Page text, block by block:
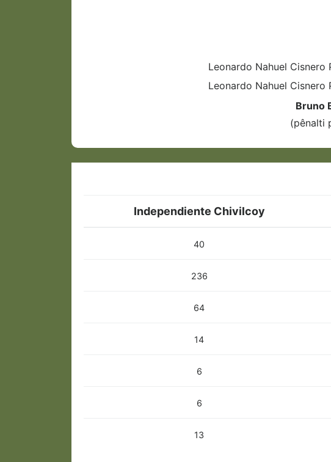
Leonardo Nahuel Cisnero
Leonardo Nahuel Cisnero
Bruno
(pênalti
Independiente Chivilcoy
40
236
64
14
6
6
13